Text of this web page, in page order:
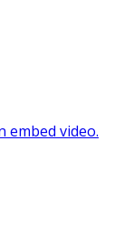
embed video.